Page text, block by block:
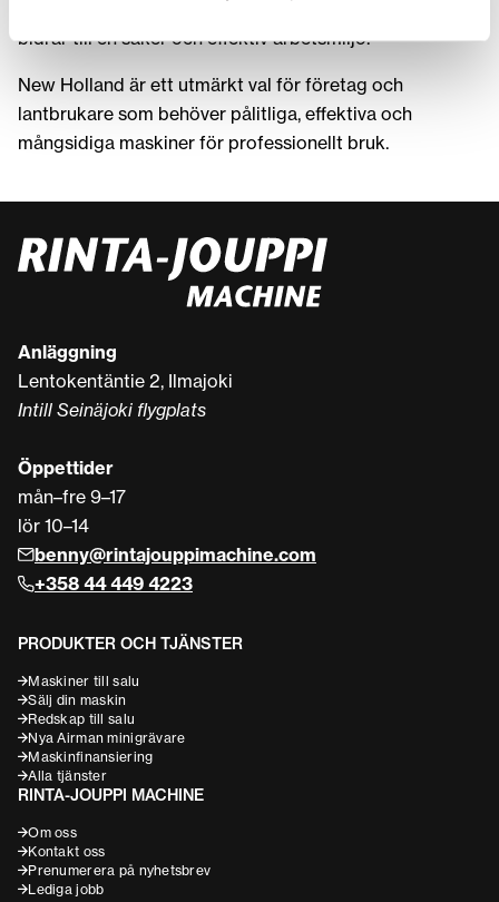
delar. Rymliga hytter, ergonomiska reglage och god sikt
bidrar till en säker och effektiv arbetsmiljö.
New Holland är ett utmärkt val för företag och
lantbrukare som behöver pålitliga, effektiva och
mångsidiga maskiner för professionellt bruk.
Anläggning
Lentokentäntie 2, Ilmajoki
Intill Seinäjoki flygplats
Öppettider
mån–fre 9–17
lör 10–14
benny@rintajouppimachine.com
+358 44 449 4223
PRODUKTER OCH TJÄNSTER
Maskiner till salu
Sälj din maskin
Redskap till salu
Nya Airman minigrävare
Maskinfinansiering
Alla tjänster
RINTA-JOUPPI MACHINE
Om oss
Kontakt oss
Prenumerera på nyhetsbrev
Lediga jobb